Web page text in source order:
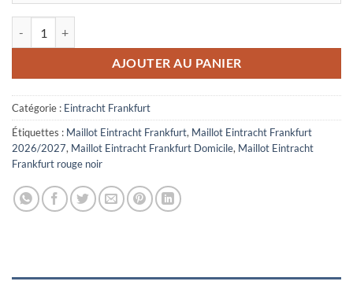
AJOUTER AU PANIER
Catégorie : Eintracht Frankfurt
Étiquettes : Maillot Eintracht Frankfurt, Maillot Eintracht Frankfurt
2026/2027, Maillot Eintracht Frankfurt Domicile, Maillot Eintracht
Frankfurt rouge noir